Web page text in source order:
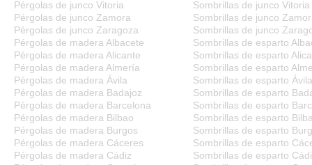
Pérgolas de junco Vitoria
Sombrillas de junco Vitoria
Pérgolas de junco Zamora
Sombrillas de junco
Pérgolas de junco Zaragoza
Sombrillas de junco
Pérgolas de madera Albacete
Sombrillas de esparto
Pérgolas de madera Alicante
Sombrillas de esparto
Pérgolas de madera Almería
Sombrillas de esparto
Pérgolas de madera Ávila
Sombrillas de esparto Ávila
Pérgolas de madera Badajoz
Sombrillas de esparto
Pérgolas de madera Barcelona
Sombrillas de esparto
Pérgolas de madera Bilbao
Sombrillas de esparto
Pérgolas de madera Burgos
Sombrillas de esparto
Pérgolas de madera Cáceres
Sombrillas de esparto
Pérgolas de madera Cádiz
Sombrillas de esparto